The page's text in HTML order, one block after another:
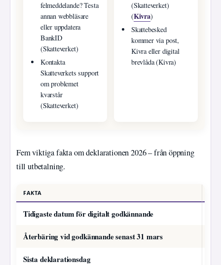
felmeddelande? Testa
annan webbläsare
eller uppdatera
BankID
(Skatteverket)
Kontakta
Skatteverkets support
om problemet
kvarstår
(Skatteverket)
(Skatteverket)
(Kivra)
Skattebesked
kommer via post,
Kivra eller digital
brevlåda (Kivra)
Fem viktiga fakta om deklarationen 2026 – från öppning
till utbetalning.
FAKTA
Tidigaste datum för digitalt godkännande
Återbäring vid godkännande senast 31 mars
Sista deklarationsdag